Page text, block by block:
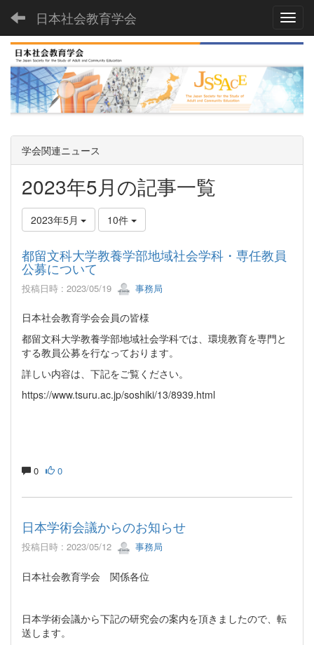
日本社会教育学会
学会関連ニュース
2023年5月の記事一覧
2023年5月 10件
都留文科大学教養学部地域社会学科・専任教員
公募について
投稿日時 : 2023/05/19 事務局
日本社会教育学会会員の皆様
都留文科大学教養学部地域社会学科では、環境教育を専門と
する教員公募を行なっております。
詳しい内容は、下記をご覧ください。
https://www.tsuru.ac.jp/soshiki/13/8939.html
0 0
日本学術会議からのお知らせ
投稿日時 : 2023/05/12 事務局
日本社会教育学会 関係各位
日本学術会議から下記の研究会の案内を頂きましたので、転
送します。